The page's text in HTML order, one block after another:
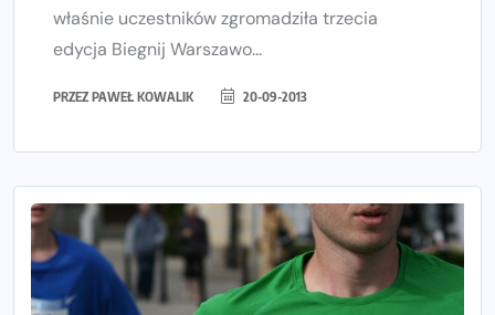
właśnie uczestników zgromadziła trzecia
edycja Biegnij Warszawo...
PRZEZ PAWEŁ KOWALIK 20-09-2013